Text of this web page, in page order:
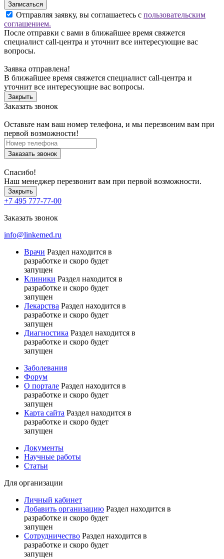
Записаться
Отправляя заявку, вы соглашаетесь с пользовательским
соглашением.
После отправки с вами в ближайшее время свяжется
специалист call-центра и уточнит все интересующие вас
вопросы.
Заявка отправлена!
В ближайшее время свяжется специалист call-центра и
уточнит все интересующие вас вопросы.
Закрыть
Заказать звонок
Оставьте нам ваш номер телефона, и мы перезвоним вам при
первой возможности!
Заказать звонок
Спасибо!
Наш менеджер перезвонит вам при первой возможности.
Закрыть
+7 495 777-77-00
Заказать звонок
info@linkemed.ru
Врачи Раздел находится в
разработке и скоро будет
запущен
Клиники Раздел находится в
разработке и скоро будет
запущен
Лекарства Раздел находится в
разработке и скоро будет
запущен
Диагностика Раздел находится в
разработке и скоро будет
запущен
Заболевания
Форум
О портале Раздел находится в
разработке и скоро будет
запущен
Карта сайта Раздел находится в
разработке и скоро будет
запущен
Документы
Научные работы
Статьи
Для организации
Личный кабинет
Добавить организацию Раздел находится в
разработке и скоро будет
запущен
Сотрудничество Раздел находится в
разработке и скоро будет
запущен